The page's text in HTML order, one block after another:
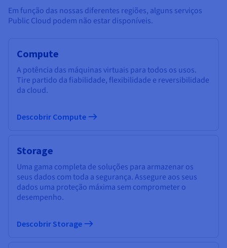
Em função das nossas diferentes regiões, alguns serviços
Public Cloud podem não estar disponíveis.
Compute
A potência das máquinas virtuais para todos os usos.
Tire partido da fiabilidade, flexibilidade e reversibilidade
da cloud.
Descobrir Compute
Storage
Uma gama completa de soluções para armazenar os
seus dados com toda a segurança. Assegure aos seus
dados uma proteção máxima sem comprometer o
desempenho.
Descobrir Storage